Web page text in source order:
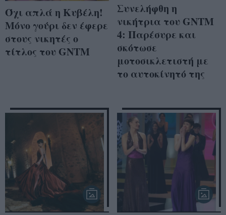
Όχι απλά η Κυβέλη!
Μόνο γούρι δεν έφερε
στους νικητές ο
τίτλος του GNTM
Συνελήφθη η
νικήτρια του GNTM
4: Παρέσυρε και
σκότωσε
μοτοσικλετιστή με
το αυτοκίνητό της